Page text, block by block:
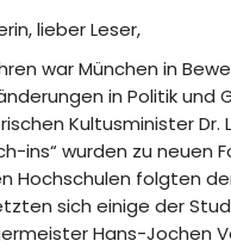
lieber Leser,
war München in
in Politik und
Kultusminister
ins“ wurden zu
Hochschulen folgten
sich einige der
Hans-Jochen